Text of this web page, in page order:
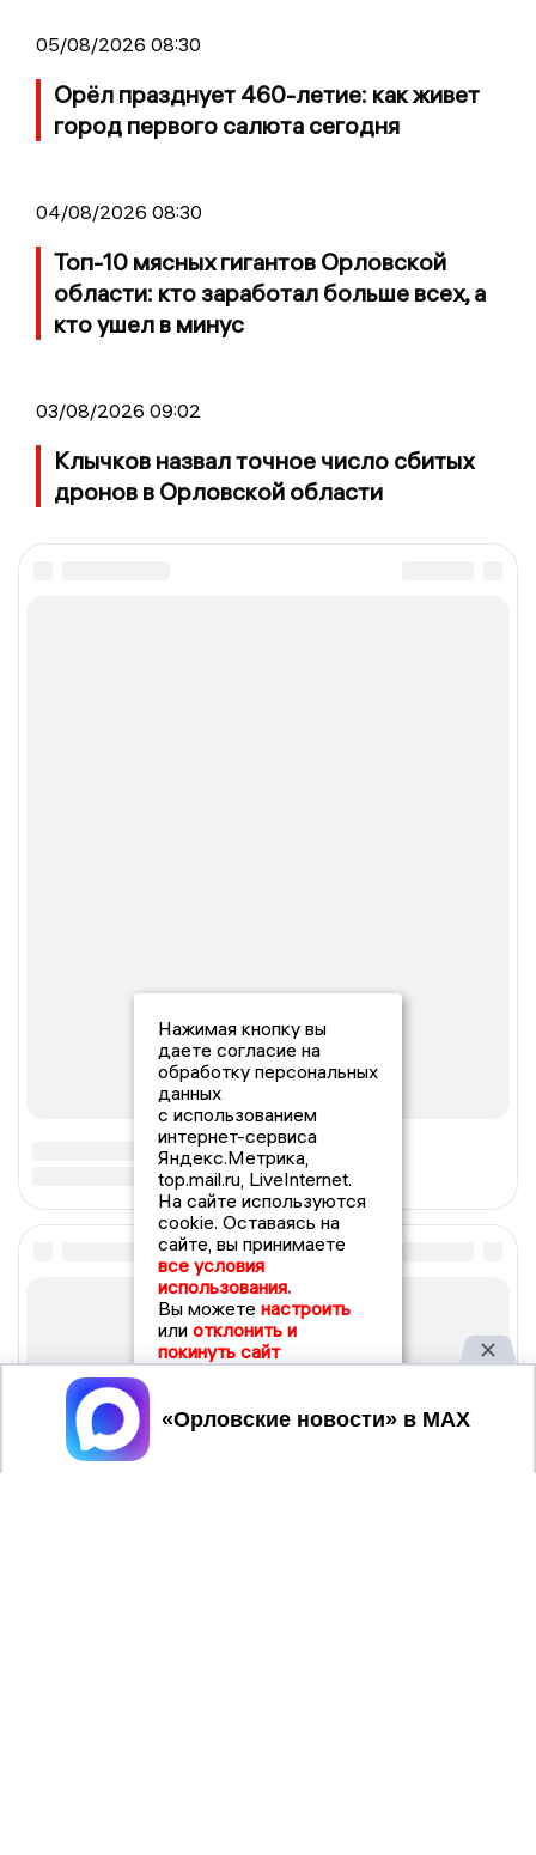
05/08/2026 08:30
Орёл празднует 460-летие: как живет
город первого салюта сегодня
04/08/2026 08:30
Топ-10 мясных гигантов Орловской
области: кто заработал больше всех, а
кто ушел в минус
03/08/2026 09:02
Клычков назвал точное число сбитых
дронов в Орловской области
Нажимая кнопку вы
даете согласие на
обработку персональных
данных
с использованием
интернет-сервиса
Яндекс.Метрика,
top.mail.ru, LiveInternet.
На сайте используются
cookie. Оставаясь на
сайте, вы принимаете
все условия
использования.
Вы можете настроить
или отклонить и
покинуть сайт
Принять